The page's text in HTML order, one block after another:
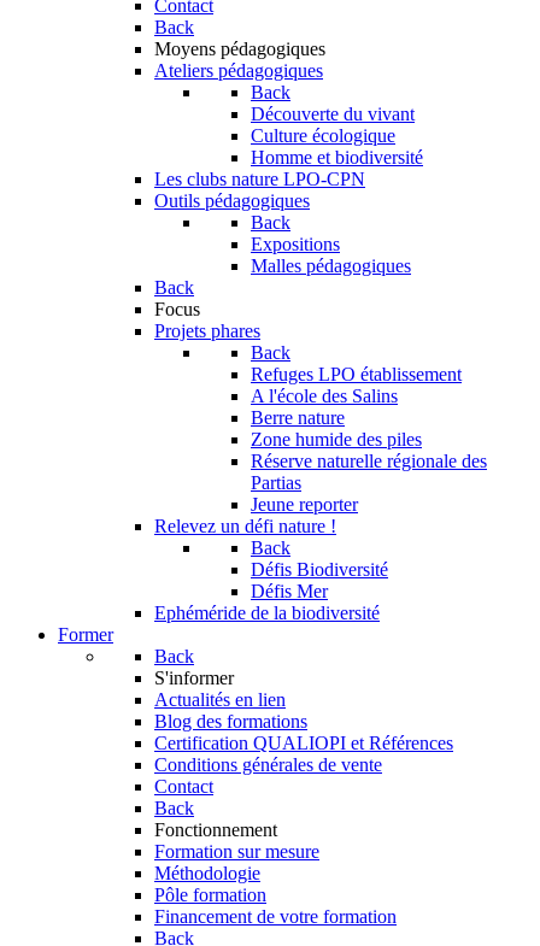
Contact
Back
Moyens pédagogiques
Ateliers pédagogiques
Back
Découverte du vivant
Culture écologique
Homme et biodiversité
Les clubs nature LPO-CPN
Outils pédagogiques
Back
Expositions
Malles pédagogiques
Back
Focus
Projets phares
Back
Refuges LPO établissement
A l'école des Salins
Berre nature
Zone humide des piles
Réserve naturelle régionale des
Partias
Jeune reporter
Relevez un défi nature !
Back
Défis Biodiversité
Défis Mer
Ephéméride de la biodiversité
Former
Back
S'informer
Actualités en lien
Blog des formations
Certification QUALIOPI et Références
Conditions générales de vente
Contact
Back
Fonctionnement
Formation sur mesure
Méthodologie
Pôle formation
Financement de votre formation
Back